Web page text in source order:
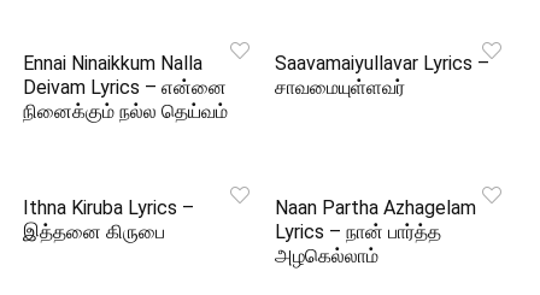
Ennai Ninaikkum Nalla
Deivam Lyrics – என்னை
நினைக்கும் நல்ல தெய்வம்
Saavamaiyullavar Lyrics –
சாவமையுள்ளவர்
Ithna Kiruba Lyrics –
இத்தனை கிருபை
Naan Partha Azhagelam
Lyrics – நான் பார்த்த
அழகெல்லாம்